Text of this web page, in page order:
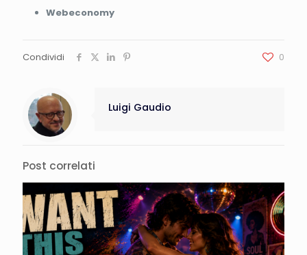
Webeconomy
Condividi 0
Luigi Gaudio
Post correlati